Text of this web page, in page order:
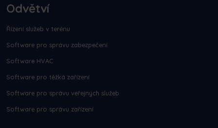
Odvětví
Řízení služeb v terénu
Software pro správu zabezpečení
Software HVAC
Software pro těžká zařízení
Software pro správu veřejných služeb
Software pro správu zařízení